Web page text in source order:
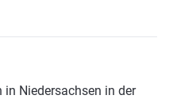
in Niedersachsen in der